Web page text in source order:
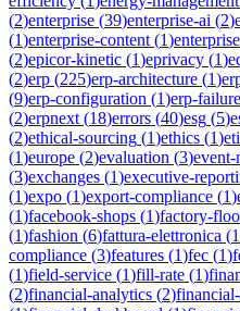
(2)enterprise (39)enterprise-ai (2)
(1)enterprise-content (1)
(2)epicor-kinetic (1)eprivacy (1)
(2)erp (225)erp-architecture (1)
(9)erp-configuration (1)erp-failure
(2)erpnext (18)errors (40)esg (5)
(2)ethical-sourcing (1)ethics (1)
(1)europe (2)evaluation (3)event-
(3)exchanges (1)executive-
(1)expo (1)export-compliance (1)
(1)facebook-shops (1)factory-
(1)fashion (6)fattura-elettronica (1
compliance (3)features (1)fec (1)
(1)field-service (1)fill-rate (1)
(2)financial-analytics (2)